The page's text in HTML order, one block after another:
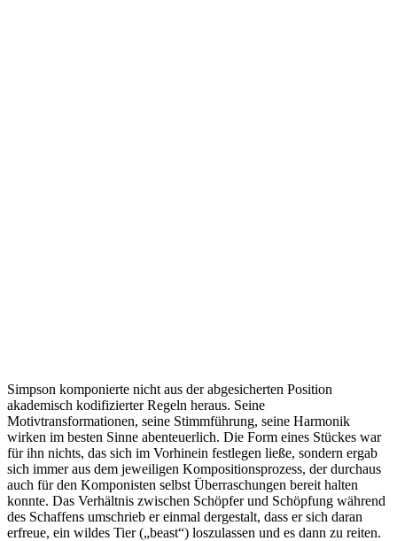
Simpson komponierte nicht aus der abgesicherten Position
akademisch kodifizierter Regeln heraus. Seine
Motivtransformationen, seine Stimmführung, seine Harmonik
wirken im besten Sinne abenteuerlich. Die Form eines Stückes war
für ihn nichts, das sich im Vorhinein festlegen ließe, sondern ergab
sich immer aus dem jeweiligen Kompositionsprozess, der durchaus
auch für den Komponisten selbst Überraschungen bereit halten
konnte. Das Verhältnis zwischen Schöpfer und Schöpfung während
des Schaffens umschrieb er einmal dergestalt, dass er sich daran
erfreue, ein wildes Tier („beast“) loszulassen und es dann zu reiten.